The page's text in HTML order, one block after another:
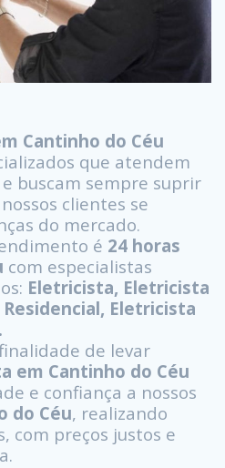
Cantinho do Céu
que atendem
buscam sempre suprir
clientes se
do mercado.
é 24 horas
com especialistas
Eletricista, Eletricista
Eletricista
de levar
em Cantinho do Céu
e confiança a nossos
do Céu, realizando
com preços justos e